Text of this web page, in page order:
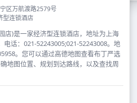
区万航渡路2579号
型连锁酒店
店)是一家经济型连锁酒店，地址为上海
话：021-52243005;021-52243008。地
。您可以通过高德地图查看布丁严选
地图位置、规划到达路线，以及查找周